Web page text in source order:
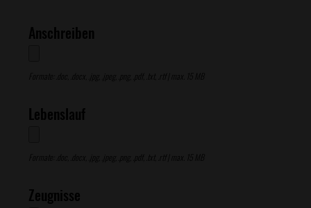
Anschreiben
Formate: .doc, .docx, .jpg, .jpeg, .png, .pdf, .txt, .rtf | max. 15 MB
Lebenslauf
Formate: .doc, .docx, .jpg, .jpeg, .png, .pdf, .txt, .rtf | max. 15 MB
Zeugnisse